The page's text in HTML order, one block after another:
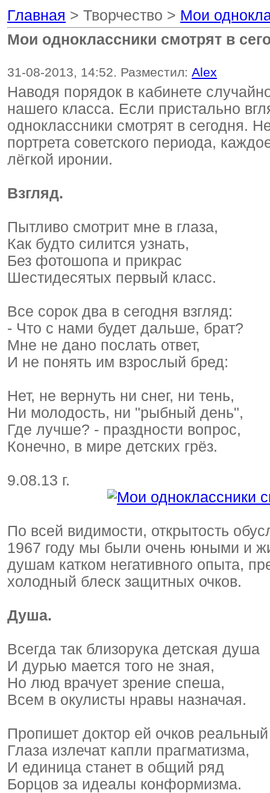
Главная > Творчество > Мои
Мои одноклассники смотрят в
31-08-2013, 14:52. Разместил: Alex
Наводя порядок в кабинете
нашего класса. Если пристально
одноклассники смотрят в сегодня.
портрета советского периода,
лёгкой иронии.
Взгляд.
Пытливо смотрит мне в глаза,
Как будто силится узнать,
Без фотошопа и прикрас
Шестидесятых первый класс.
Все сорок два в сегодня взгляд:
- Что с нами будет дальше, брат?
Мне не дано послать ответ,
И не понять им взрослый бред:
Нет, не вернуть ни снег, ни тень,
Ни молодость, ни "рыбный день",
Где лучше? - праздности вопрос,
Конечно, в мире детских грёз.
9.08.13 г.
По всей видимости, открытость
1967 году мы были очень юными и
душам катком негативного опыта,
холодный блеск защитных очков.
Душа.
Всегда так близорука детская душа
И дурью мается того не зная,
Но люд врачует зрение спеша,
Всем в окулисты нравы назначая.
Пропишет доктор ей очков реальный
Глаза излечат капли прагматизма,
И единица станет в общий ряд
Борцов за идеалы конформизма.